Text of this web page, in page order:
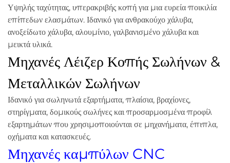
Υψηλής ταχύτητας, υπερακριβής κοπή για μια ευρεία ποικιλία
επίπεδων ελασμάτων. Ιδανικό για ανθρακούχο χάλυβα,
ανοξείδωτο χάλυβα, αλουμίνιο, γαλβανισμένο χάλυβα και
μεικτά υλικά.
Μηχανές Λέιζερ Κοπής Σωλήνων &
Μεταλλικών Σωλήνων
Ιδανικό για σωληνωτά εξαρτήματα, πλαίσια, βραχίονες,
στηρίγματα, δομικούς σωλήνες και προσαρμοσμένα προφίλ
εξαρτημάτων που χρησιμοποιούνται σε μηχανήματα, έπιπλα,
οχήματα και κατασκευές.
Μηχανές καμπύλων CNC